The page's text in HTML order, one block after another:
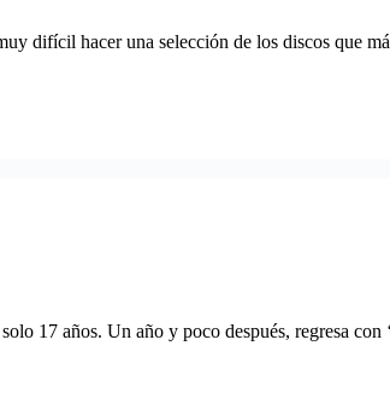
difícil hacer una selección de los discos que
17 años. Un año y poco después, regresa